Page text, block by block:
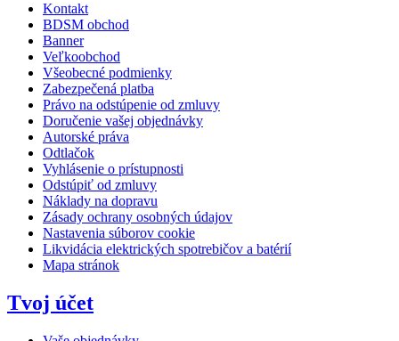
Kontakt
BDSM obchod
Banner
Veľkoobchod
Všeobecné podmienky
Zabezpečená platba
Právo na odstúpenie od zmluvy
Doručenie vašej objednávky
Autorské práva
Odtlačok
Vyhlásenie o prístupnosti
Odstúpiť od zmluvy
Náklady na dopravu
Zásady ochrany osobných údajov
Nastavenia súborov cookie
Likvidácia elektrických spotrebičov a batérií
Mapa stránok
Tvoj účet